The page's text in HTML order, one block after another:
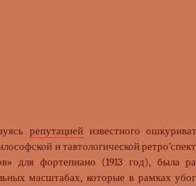
репутациейизвестного
итавтологической
для фортепиано (1913 год), была
масштабах, которые в рамках